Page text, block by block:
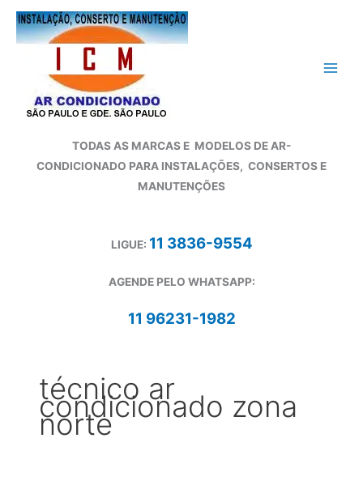
para
TODAS AS MARCAS E MODELOS DE AR-
CONDICIONADO PARA INSTALAÇÕES, CONSERTOS E
MANUTENÇÕES
LIGUE: 11 3836-9554
AGENDE PELO WHATSAPP:
11 96231-1982
técnico ar
condicionado zona
norte